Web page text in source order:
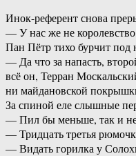
Инок-референт снова
— У нас же не
Пан Пётр тихо бурчит под
— Да что за напасть,
всё он, Терран
ни майдановской
За спиной еле слышные
— Пил бы меньше, так и
— Тридцать третья
— Видать горилка у